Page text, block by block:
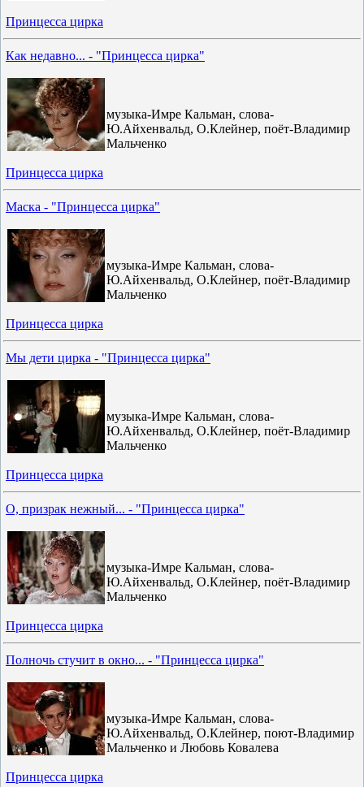
Принцесса цирка
Как недавно... - "Принцесса цирка"
музыка-Имре Кальман, слова-
Ю.Айхенвальд, О.Клейнер, поёт-Владимир
Мальченко
Принцесса цирка
Маска - "Принцесса цирка"
музыка-Имре Кальман, слова-
Ю.Айхенвальд, О.Клейнер, поёт-Владимир
Мальченко
Принцесса цирка
Мы дети цирка - "Принцесса цирка"
музыка-Имре Кальман, слова-
Ю.Айхенвальд, О.Клейнер, поёт-Владимир
Мальченко
Принцесса цирка
О, призрак нежный... - "Принцесса цирка"
музыка-Имре Кальман, слова-
Ю.Айхенвальд, О.Клейнер, поёт-Владимир
Мальченко
Принцесса цирка
Полночь стучит в окно... - "Принцесса цирка"
музыка-Имре Кальман, слова-
Ю.Айхенвальд, О.Клейнер, поют-Владимир
Мальченко и Любовь Ковалева
Принцесса цирка